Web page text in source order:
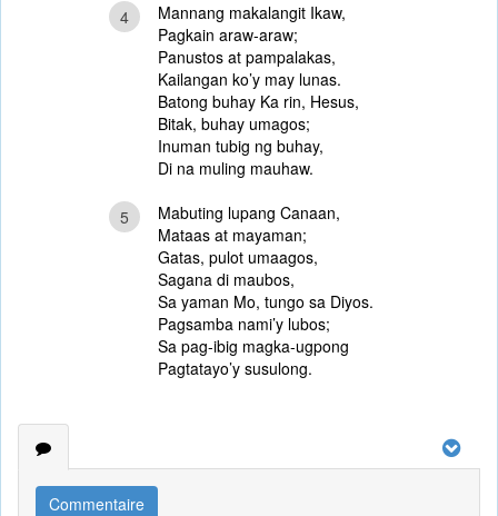
4
Mannang makalangit Ikaw,
Pagkain araw-araw;
Panustos at pampalakas,
Kailangan ko’y may lunas.
Batong buhay Ka rin, Hesus,
Bitak, buhay umagos;
Inuman tubig ng buhay,
Di na muling mauhaw.
5
Mabuting lupang Canaan,
Mataas at mayaman;
Gatas, pulot umaagos,
Sagana di maubos,
Sa yaman Mo, tungo sa Diyos.
Pagsamba nami’y lubos;
Sa pag-ibig magka-ugpong
Pagtatayo’y susulong.
Commentaire